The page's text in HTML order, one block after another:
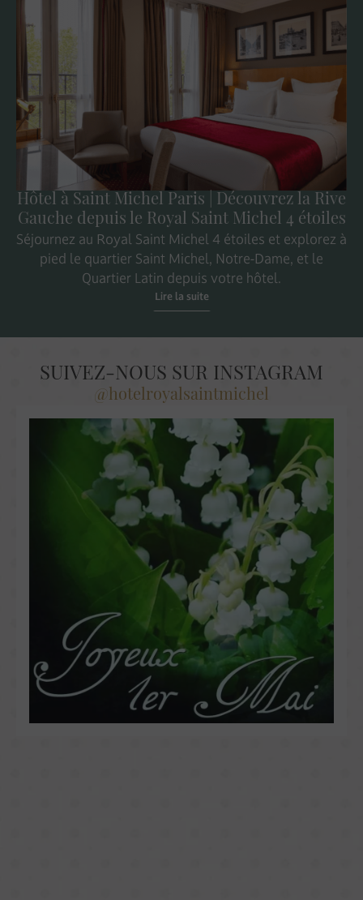
Hôtel à Saint Michel Paris | Découvrez la Rive
Gauche depuis le Royal Saint Michel 4 étoiles
Séjournez au Royal Saint Michel 4 étoiles et explorez à
pied le quartier Saint Michel, Notre-Dame, et le
Quartier Latin depuis votre hôtel.
Lire la suite
SUIVEZ-NOUS SUR INSTAGRAM
@hotelroyalsaintmichel